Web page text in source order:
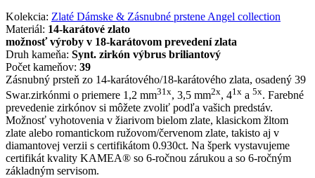
Kolekcia: Zlaté Dámske & Zásnubné prstene Angel collection
Materiál: 14-karátové zlato
možnosť výroby v 18-karátovom prevedení zlata
Druh kameňa: Synt. zirkón výbrus briliantový
Počet kameňov: 39
Zásnubný prsteň zo 14-karátového/18-karátového zlata, osadený 39
Swar.zirkónmi o priemere 1,2 mm31x, 3,5 mm2x, 41x a 5x. Farebné
prevedenie zirkónov si môžete zvoliť podľa vašich predstáv.
Možnosť vyhotovenia v žiarivom bielom zlate, klasickom žltom
zlate alebo romantickom ružovom/červenom zlate, takisto aj v
diamantovej verzii s certifikátom 0.930ct. Na šperk vystavujeme
certifikát kvality KAMEA® so 6-ročnou zárukou a so 6-ročným
základným servisom.